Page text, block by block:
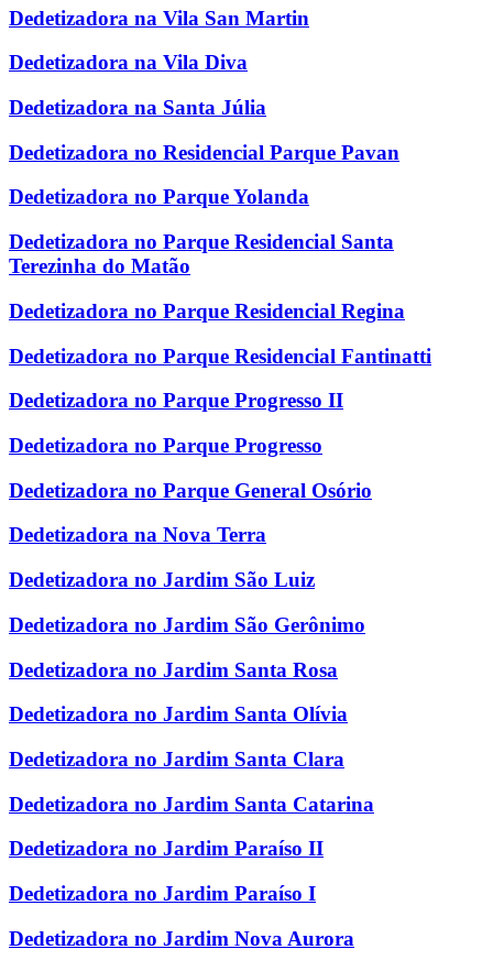
Dedetizadora na Vila San Martin
Dedetizadora na Vila Diva
Dedetizadora na Santa Júlia
Dedetizadora no Residencial Parque Pavan
Dedetizadora no Parque Yolanda
Dedetizadora no Parque Residencial Santa
Terezinha do Matão
Dedetizadora no Parque Residencial Regina
Dedetizadora no Parque Residencial Fantinatti
Dedetizadora no Parque Progresso II
Dedetizadora no Parque Progresso
Dedetizadora no Parque General Osório
Dedetizadora na Nova Terra
Dedetizadora no Jardim São Luiz
Dedetizadora no Jardim São Gerônimo
Dedetizadora no Jardim Santa Rosa
Dedetizadora no Jardim Santa Olívia
Dedetizadora no Jardim Santa Clara
Dedetizadora no Jardim Santa Catarina
Dedetizadora no Jardim Paraíso II
Dedetizadora no Jardim Paraíso I
Dedetizadora no Jardim Nova Aurora